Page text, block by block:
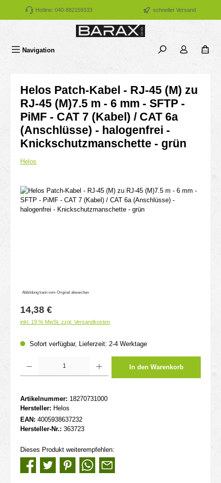
Zum Hauptinhalt springen
Hotline: 040-882159333 schneller Versand
Navigation
Helos Patch-Kabel - RJ-45 (M) zu
RJ-45 (M)7.5 m - 6 mm - SFTP -
PiMF - CAT 7 (Kabel) / CAT 6a
(Anschlüsse) - halogenfrei -
Knickschutzmanschette - grün
Helos
Bildergalerie überspringen
Abbildung kann vom Original abweichen
Regulärer Preis:
14,38 €
inkl. 19 % MwSt. zzgl. Versandkosten
Sofort verfügbar, Lieferzeit: 2-4 Werktage
In den Warenkorb
Artikelnummer: 18270731000
Hersteller: Helos
EAN: 4005938637232
Hersteller-Nr.: 363723
Dieses Produkt weiterempfehlen: